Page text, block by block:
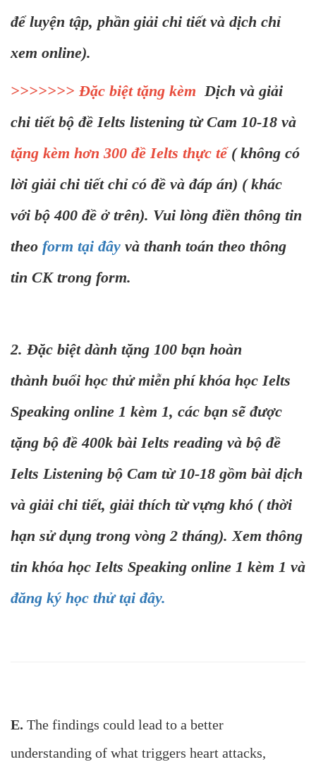
để luyện tập, phần giải chi tiết và dịch chỉ
xem online).
>>>>>>> Đặc biệt tặng kèm Dịch và giải
chi tiết bộ đề Ielts listening từ Cam 10-18 và
tặng kèm hơn 300 đề Ielts thực tế( không có
lời giải chi tiết chỉ có đề và đáp án) ( khác
với bộ 400 đề ở trên). Vui lòng điền thông tin
theo form tại đây và thanh toán theo thông
tin CK trong form.
2. Đặc biệt dành tặng 100 bạn hoàn
thành buổi học thử miễn phí khóa học Ielts
Speaking online 1 kèm 1, các bạn sẽ được
tặng bộ đề 400k bài Ielts reading và bộ đề
Ielts Listening bộ Cam từ 10-18 gồm bài dịch
và giải chi tiết, giải thích từ vựng khó ( thời
hạn sử dụng trong vòng 2 tháng). Xem thông
tin khóa học Ielts Speaking online 1 kèm 1 và
đăng ký học thử tại đây.
E. The findings could lead to a better
understanding of what triggers heart attacks,